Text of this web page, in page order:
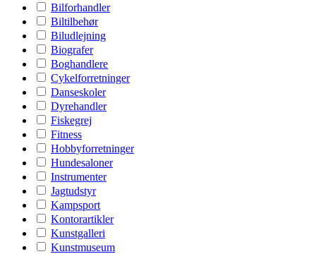
Bilforhandler
Biltilbehør
Biludlejning
Biografer
Boghandlere
Cykelforretninger
Danseskoler
Dyrehandler
Fiskegrej
Fitness
Hobbyforretninger
Hundesaloner
Instrumenter
Jagtudstyr
Kampsport
Kontorartikler
Kunstgalleri
Kunstmuseum